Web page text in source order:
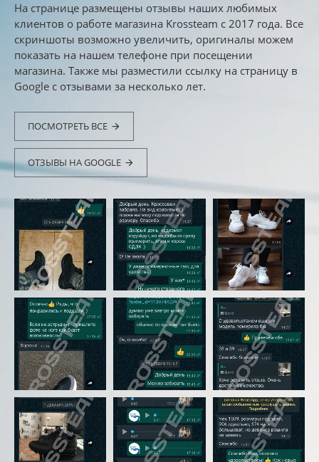
На странице размещены отзывы наших любимых
клиентов о работе магазина Krossteam с 2017 года. Все
скриншоты возможно увеличить, оригиналы можем
показать на нашем телефоне при посещении
магазина. Также мы разместили ссылку на страницу в
Google с отзывами за несколько лет.
ПОСМОТРЕТЬ ВСЕ
ОТЗЫВЫ НА GOOGLE